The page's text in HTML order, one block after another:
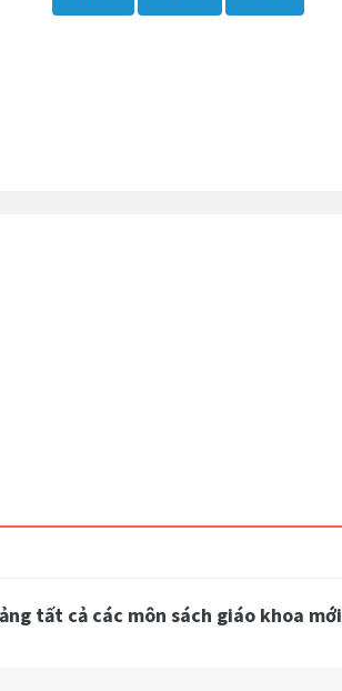
tất cả các môn sách giáo khoa mới